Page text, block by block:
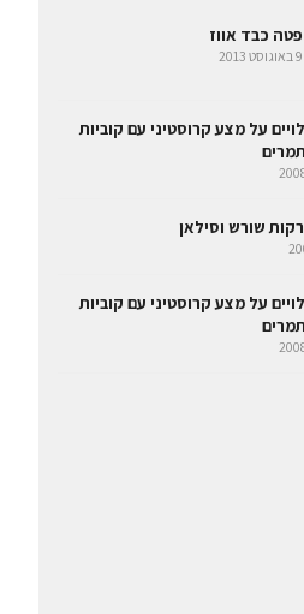
פטה כבד אווז
9 באוגוסט 2013
על מצע קרוסטיני עם קוביות
שורש וסילאן
על מצע קרוסטיני עם קוביות